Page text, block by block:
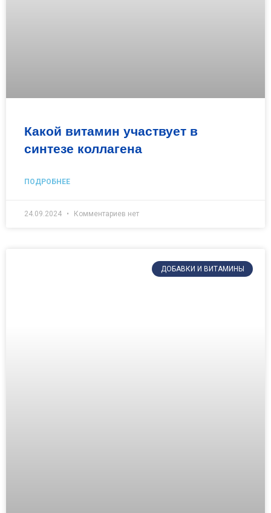
Какой витамин участвует в
синтезе коллагена
ПОДРОБНЕЕ
24.09.2024 Комментариев нет
ДОБАВКИ И ВИТАМИНЫ